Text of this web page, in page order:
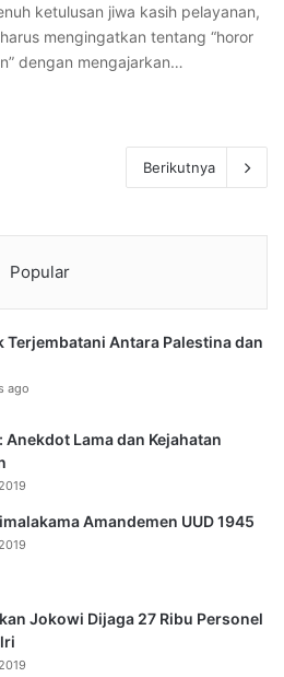
ketulusan jiwa kasih pelayanan,
mengingatkan tentang “horor
dengan mengajarkan…
Berikutnya
Popular
Terjembatani Antara Palestina dan
ago
Anekdot Lama dan Kejahatan
Amandemen UUD 1945
Jokowi Dijaga 27 Ribu Personel